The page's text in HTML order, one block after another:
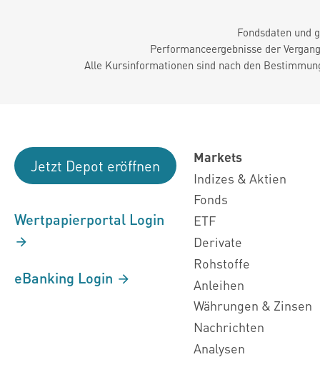
Fondsdaten und
Performanceergebnisse der
Alle Kursinformationen sind nach den
Jetzt Depot eröffnen
Wertpapierportal Login
eBanking Login
Markets
Indizes & Aktien
Fonds
ETF
Derivate
Rohstoffe
Anleihen
Währungen & Zinsen
Nachrichten
Analysen